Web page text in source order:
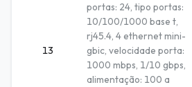
13
portas: 24, tipo portas:
10/100/1000 base t,
rj45.4, 4 ethernet mini-
gbic, velocidade porta:
1000 mbps, 1/10 gbps,
alimentação: 100 a